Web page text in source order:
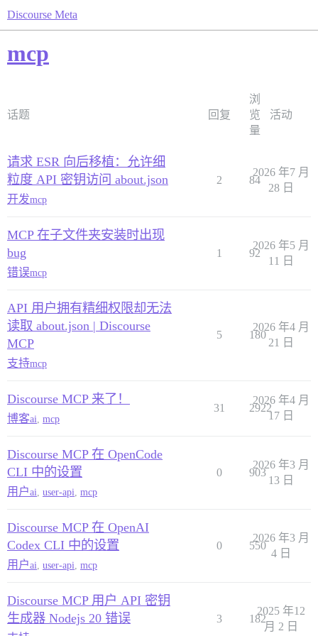
Discourse Meta
mcp
话题 回复
浏
览
量
活动
请求 ESR 向后移植：允许细
粒度 API 密钥访问 about.json
开发mcp
2 84
2026 年7 月
28 日
MCP 在子文件夹安装时出现
bug
错误mcp
1 92
2026 年5 月
11 日
API 用户拥有精细权限却无法
读取 about.json | Discourse
MCP
支持mcp
5 180
2026 年4 月
21 日
Discourse MCP 来了！
博客ai mcp
31 2922
2026 年4 月
17 日
Discourse MCP 在 OpenCode
CLI 中的设置
用户ai user-api mcp
0 903
2026 年3 月
13 日
Discourse MCP 在 OpenAI
Codex CLI 中的设置
用户ai user-api mcp
0 550
2026 年3 月
4 日
Discourse MCP 用户 API 密钥
生成器 Nodejs 20 错误
3 182
2025 年12
月 2 日